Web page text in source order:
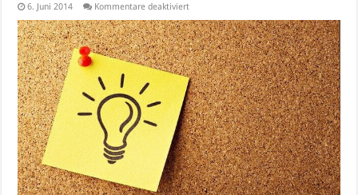
6. Juni 2014 Kommentare deaktiviertfür
2014:
Alle
TV
Sendungen
zur
WM
im
deutschen
Fernsehen
im
Überblick